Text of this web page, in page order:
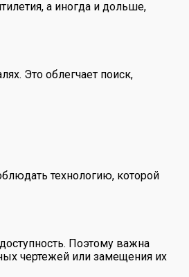
а иногда и дольше,
Это облегчает поиск,
технологию, которой
Поэтому важна
чертежей или замещения их